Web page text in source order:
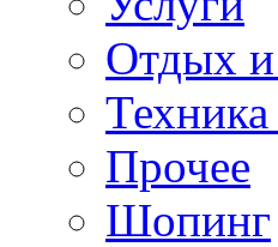
Отдых и
Прочее
Шопинг